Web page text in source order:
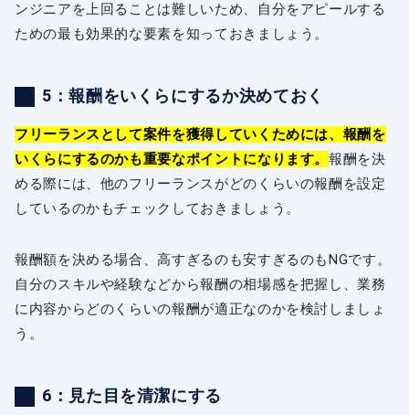
ンジニアを上回ることは難しいため、自分をアピールする
ための最も効果的な要素を知っておきましょう。
5：報酬をいくらにするか決めておく
フリーランスとして案件を獲得していくためには、報酬を
いくらにするのかも重要なポイントになります。報酬を決
める際には、他のフリーランスがどのくらいの報酬を設定
しているのかもチェックしておきましょう。
報酬額を決める場合、高すぎるのも安すぎるのもNGです。
自分のスキルや経験などから報酬の相場感を把握し、業務
に内容からどのくらいの報酬が適正なのかを検討しましょ
う。
6：見た目を清潔にする